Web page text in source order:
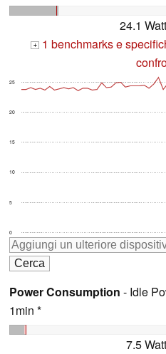
24.1 Watt
+ 1 benchmarks e
0
5
10
15
20
25
Power Consumption - Idle
1min *
7.5 Watt